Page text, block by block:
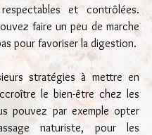
et contrôlées.
faire un peu de marche
pour favoriser la digestion.
stratégies à mettre en
le bien-être chez les
pouvez par exemple opter
naturiste, pour les